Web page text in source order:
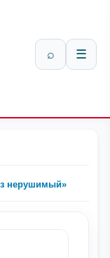
⌕ ☰
нерушимый»